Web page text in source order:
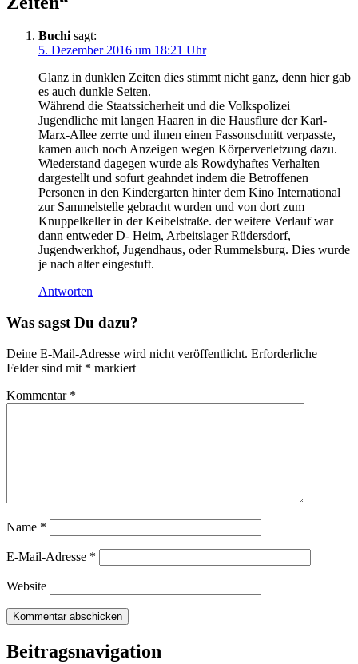
Buchi sagt:
5. Dezember 2016 um 18:21 Uhr
Glanz in dunklen Zeiten dies stimmt nicht ganz, denn hier gab
es auch dunkle Seiten.
Während die Staatssicherheit und die Volkspolizei
Jugendliche mit langen Haaren in die Hausflure der Karl-
Marx-Allee zerrte und ihnen einen Fassonschnitt verpasste,
kamen auch noch Anzeigen wegen Körperverletzung dazu.
Wiederstand dagegen wurde als Rowdyhaftes Verhalten
dargestellt und sofurt geahndet indem die Betroffenen
Personen in den Kindergarten hinter dem Kino International
zur Sammelstelle gebracht wurden und von dort zum
Knuppelkeller in der Keibelstraße. der weitere Verlauf war
dann entweder D- Heim, Arbeitslager Rüdersdorf,
Jugendwerkhof, Jugendhaus, oder Rummelsburg. Dies wurde
je nach alter eingestuft.
Antworten
Was sagst Du dazu?
Deine E-Mail-Adresse wird nicht veröffentlicht. Erforderliche
Felder sind mit * markiert
Kommentar *
Name *
E-Mail-Adresse *
Website
Beitragsnavigation